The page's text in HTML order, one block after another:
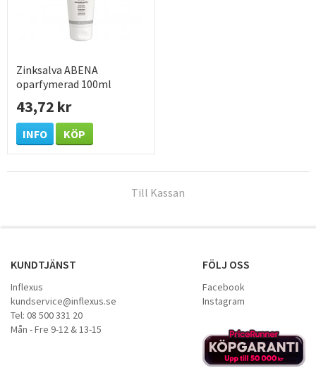
Zinksalva ABENA
oparfymerad 100ml
43,72 kr
INFO KÖP
Till Kassan
KUNDTJÄNST
Inflexus
kundservice@inflexus.se
Tel: 08 500 331 20
Mån - Fre 9-12 & 13-15
FÖLJ OSS
Facebook
Instagram